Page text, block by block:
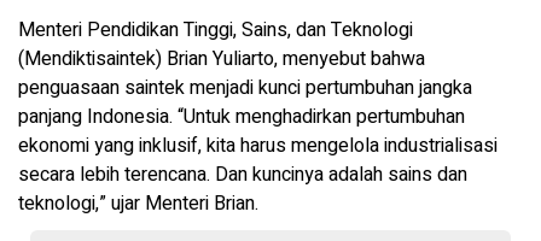
Menteri Pendidikan Tinggi, Sains, dan Teknologi
(Mendiktisaintek) Brian Yuliarto, menyebut bahwa
penguasaan saintek menjadi kunci pertumbuhan jangka
panjang Indonesia. “Untuk menghadirkan pertumbuhan
ekonomi yang inklusif, kita harus mengelola industrialisasi
secara lebih terencana. Dan kuncinya adalah sains dan
teknologi,” ujar Menteri Brian.